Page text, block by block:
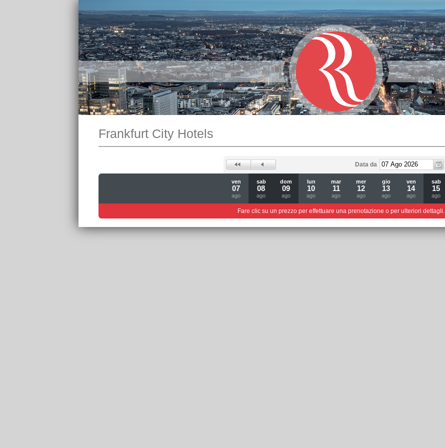
Frankfurt City Hotels
Data da
ven
07
ago
sab
08
ago
dom
09
ago
lun
10
ago
mar
11
ago
mer
12
ago
gio
13
ago
ven
14
ago
sab
15
ago
Fare clic su un prezzo per effettuare una prenotazione o per ulteriori dettagli.